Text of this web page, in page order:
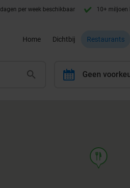
per week beschikbaar 10+ miljoen
Home Dichtbij Restaurants
calendar Geen
food